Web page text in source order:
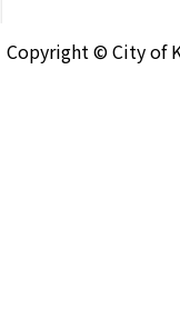
Copyright © City of